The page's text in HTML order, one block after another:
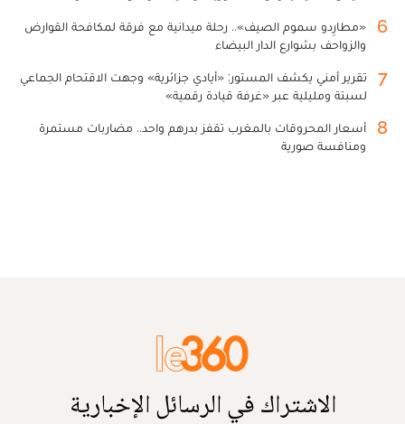
6
«مطارِدو سموم الصيف».. رحلة ميدانية مع فرقة لمكافحة القوارض
والزواحف بشوارع الدار البيضاء
7
تقرير أمني يكشف المستور: «أيادي جزائرية» وجهت الاقتحام الجماعي
لسبتة ومليلية عبر «غرفة قيادة رقمية»
8
أسعار المحروقات بالمغرب تقفز بدرهم واحد.. مضاربات مستمرة
ومنافسة صورية
الاشتراك في الرسائل الإخبارية